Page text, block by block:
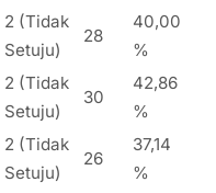
2 (Tidak
Setuju)
28
40,00
%
2 (Tidak
Setuju)
30
42,86
%
2 (Tidak
Setuju)
26
37,14
%